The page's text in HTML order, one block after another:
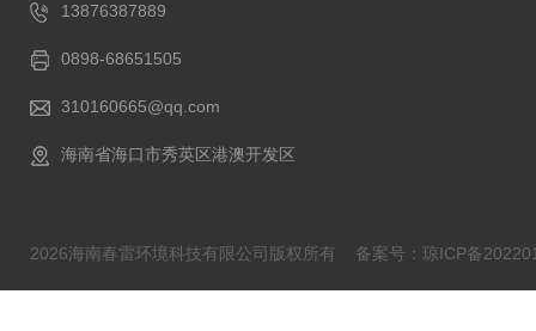
13876387889
0898-68651505
310160665@qq.com
海南省海口市秀英区港澳开发区
2026海南春雷环境科技有限公司版权所有 备案号：琼ICP备